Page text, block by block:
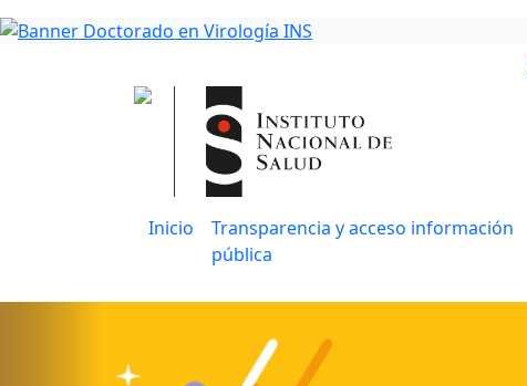
Inicio
Transparencia y acceso información
pública